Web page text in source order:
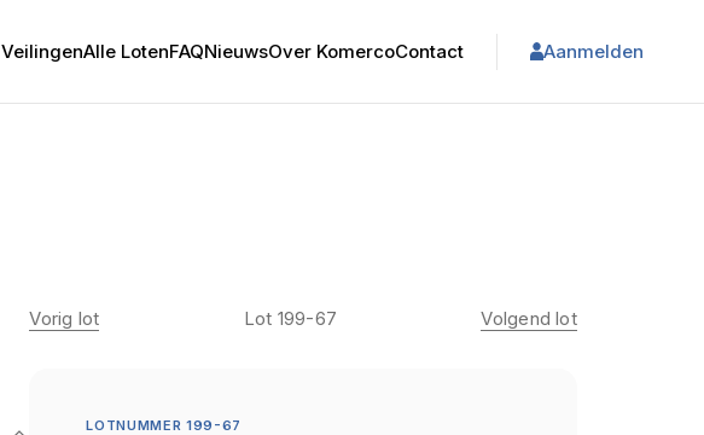
VeilingenAlle LotenFAQNieuwsOver KomercoContact Aanmelden
Vorig lot Lot 199-67 Volgend lot
LOTNUMMER 199-67